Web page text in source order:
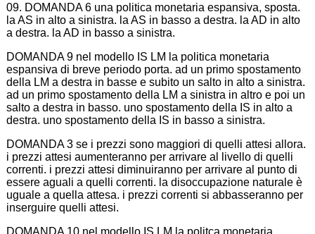
09. DOMANDA 6 una politica monetaria espansiva, sposta.
la AS in alto a sinistra. la AS in basso a destra. la AD in alto
a destra. la AD in basso a sinistra.
DOMANDA 9 nel modello IS LM la politica monetaria
espansiva di breve periodo porta. ad un primo spostamento
della LM a destra in basse e subito un salto in alto a sinistra.
ad un primo spostamento della LM a sinistra in altro e poi un
salto a destra in basso. uno spostamento della IS in alto a
destra. uno spostamento della IS in basso a sinistra.
DOMANDA 3 se i prezzi sono maggiori di quelli attesi allora.
i prezzi attesi aumenteranno per arrivare al livello di quelli
correnti. i prezzi attesi diminuiranno per arrivare al punto di
essere aguali a quelli correnti. la disoccupazione naturale è
uguale a quella attesa. i prezzi correnti si abbasseranno per
inserguire quelli attesi.
DOMANDA 10 nel modello IS LM la politca monetaria